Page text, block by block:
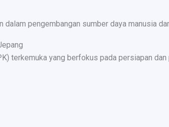
dalam pengembangan sumber daya manusia
terkemuka yang berfokus pada persiapan